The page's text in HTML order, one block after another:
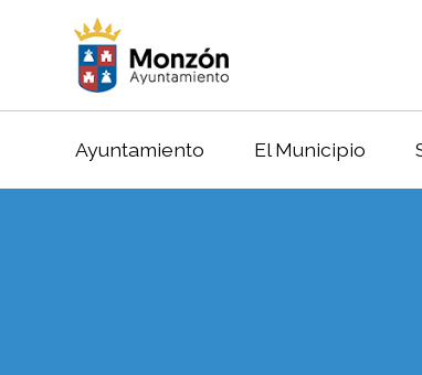
Ayuntamiento El Municipio